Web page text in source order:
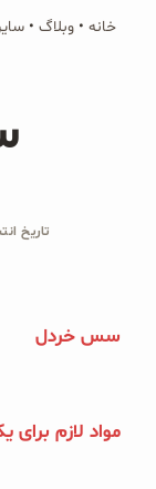
برای:
پکیج‌ها
پودر
دانه چیا
خانه • وبلاگ •
تاریخ
سس خردل
مواد لازم برای